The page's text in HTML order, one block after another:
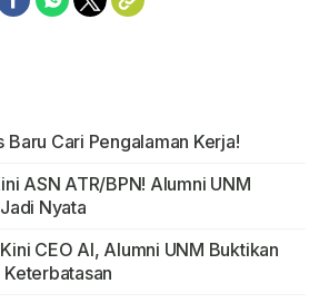
Baru Cari Pengalaman Kerja!
ASN ATR/BPN! Alumni UNM
Nyata
CEO AI, Alumni UNM Buktikan